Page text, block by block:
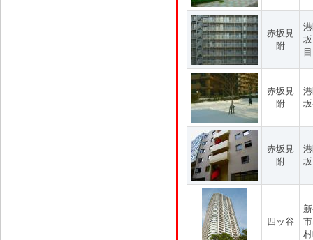
赤坂見
附
目
赤坂見
附
赤坂見
附
四ッ谷